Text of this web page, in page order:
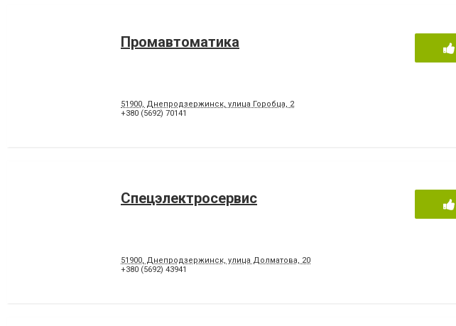
Промавтоматика
51900, Днепродзержинск, улица Горобца, 2
+380 (5692) 70141
Спецэлектросервис
51900, Днепродзержинск, улица Долматова, 20
+380 (5692) 43941